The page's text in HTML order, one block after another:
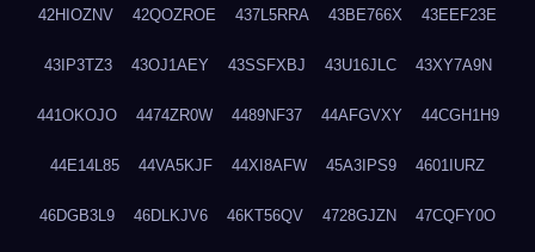
42HIOZNV 42QOZROE 437L5RRA 43BE766X 43EEF23E
43IP3TZ3 43OJ1AEY 43SSFXBJ 43U16JLC 43XY7A9N
441OKOJO 4474ZR0W 4489NF37 44AFGVXY 44CGH1H9
44E14L85 44VA5KJF 44XI8AFW 45A3IPS9 4601IURZ
46DGB3L9 46DLKJV6 46KT56QV 4728GJZN 47CQFY0O